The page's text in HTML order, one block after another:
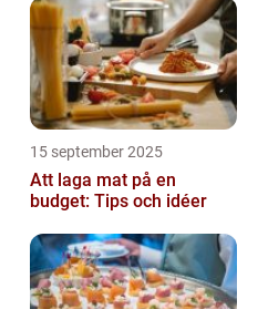
15 september 2025
Att laga mat på en
budget: Tips och idéer